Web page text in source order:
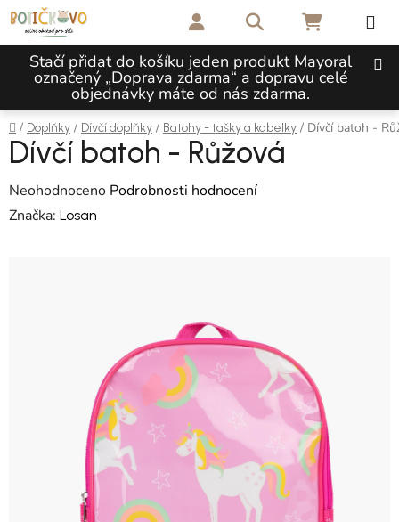
Přejít na obsah
Stačí přidat do košíku jeden produkt Mayoral
označený „Doprava zdarma“ a dopravu celé
objednávky máte od nás zdarma.
Hledat NÁKUPNÍ
Domů
/ Doplňky / Dívčí doplňky / Batohy - tašky a kabelky / Dívčí batoh -
Dívčí batoh - Růžová
Průměrné hodnocení produktu je 0,0 z 5 hvězdiček.
Neohodnoceno Podrobnosti hodnocení
Značka: Losan